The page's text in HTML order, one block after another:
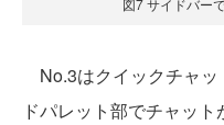
図7 サイドバー
No.3はクイックチャッ
ドパレット部でチャッ